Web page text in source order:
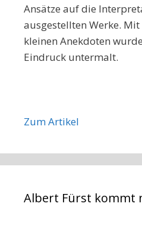
Ansätze auf die
ausgestellten Werke.
kleinen Anekdoten
Eindruck untermalt.
Zum Artikel
Albert Fürst kommt